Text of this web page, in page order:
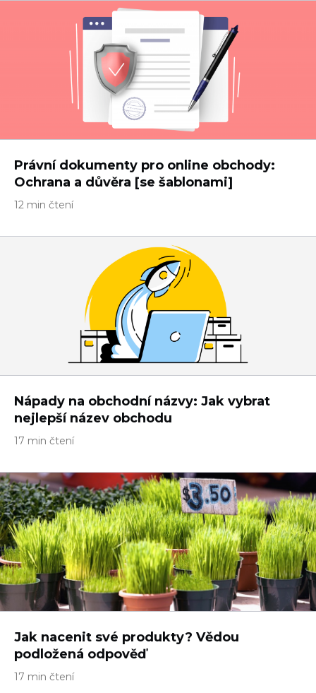
Právní dokumenty pro online obchody:
Ochrana a důvěra [se šablonami]
12 min čtení
Nápady na obchodní názvy: Jak vybrat
nejlepší název obchodu
17 min čtení
Jak nacenit své produkty? Vědou
podložená odpověď
17 min čtení